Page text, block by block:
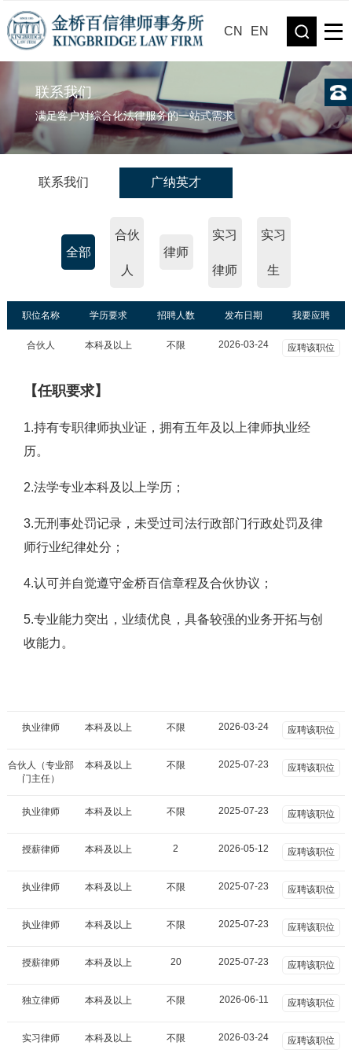
CN EN
联系我们
满足客户对综合化法律服务的一站式需求
联系我们 广纳英才
全部
合伙
人
律师
实习
律师
实习
生
职位名称 学历要求 招聘人数 发布日期 我要应聘
合伙人 本科及以上 不限 2026-03-24 应聘该职位
【任职要求】
1.持有专职律师执业证，拥有五年及以上律师执业经
历。
2.法学专业本科及以上学历；
3.无刑事处罚记录，未受过司法行政部门行政处罚及律
师行业纪律处分；
4.认可并自觉遵守金桥百信章程及合伙协议；
5.专业能力突出，业绩优良，具备较强的业务开拓与创
收能力。
执业律师 本科及以上 不限 2026-03-24 应聘该职位
合伙人（专业部
门主任）
本科及以上 不限 2025-07-23 应聘该职位
执业律师 本科及以上 不限 2025-07-23 应聘该职位
授薪律师 本科及以上 2 2026-05-12 应聘该职位
执业律师 本科及以上 不限 2025-07-23 应聘该职位
执业律师 本科及以上 不限 2025-07-23 应聘该职位
授薪律师 本科及以上 20 2025-07-23 应聘该职位
独立律师 本科及以上 不限 2026-06-11 应聘该职位
实习律师 本科及以上 不限 2026-03-24 应聘该职位